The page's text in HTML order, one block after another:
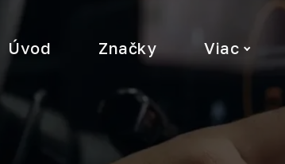
Úvod Značky Viac